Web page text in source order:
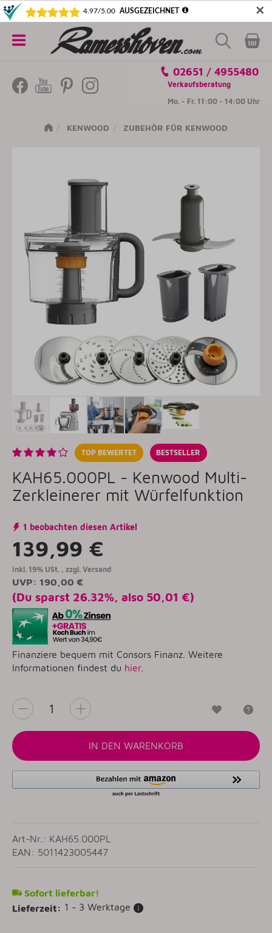
✕
5€ SICHERN! NEWSLETTER ABONNIEREN
Kategorien
02651 / 4955480
Verkaufsberatung
Mo. - Fr. 11:00 - 14:00 Uhr
KENWOOD ZUBEHÖR FÜR KENWOOD
TOP BEWERTET BESTSELLER
KAH65.000PL - Kenwood Multi-
Zerkleinerer mit Würfelfunktion
1 beobachten diesen Artikel
139,99 €
inkl. 19% USt. , zzgl. Versand
UVP: 190,00 €
(Du sparst 26.32%, also 50,01 €)
Finanziere bequem mit Consors Finanz. Weitere
Informationen findest du hier.
IN DEN WARENKORB
Art-Nr.: KAH65.000PL
EAN: 5011423005447
Sofort lieferbar!
Lieferzeit: 1 - 3 Werktage